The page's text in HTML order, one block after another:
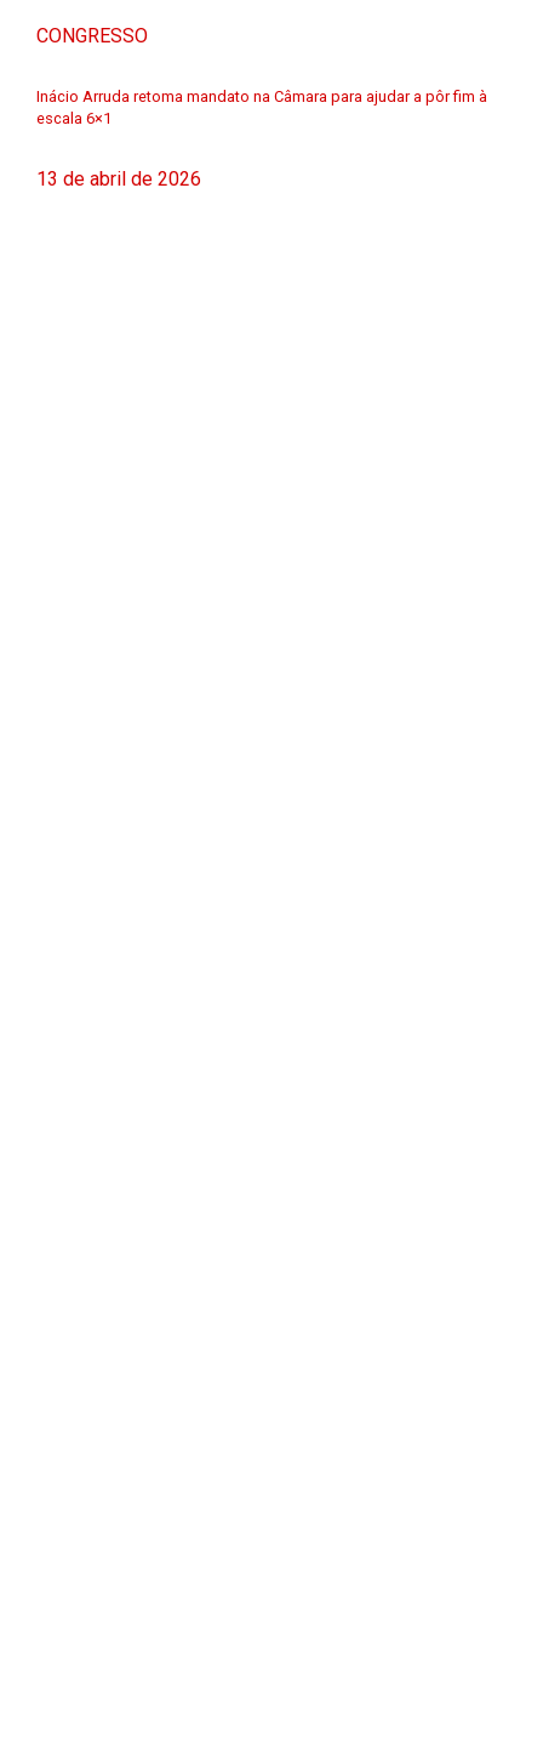
CONGRESSO
Inácio Arruda retoma mandato na Câmara para ajudar a pôr fim à
escala 6×1
13 de abril de 2026